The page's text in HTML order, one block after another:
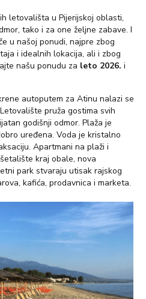
letovališta u Pijerijskoj oblasti,
tako i za one željne zabave. I
u našoj ponudi, najpre zbog
i idealnih lokacija, ali i zbog
našu ponudu za leto 2026. i
autoputem za Atinu nalazi se
pruža gostima svih
godišnji odmor. Plaža je
uređena. Voda je kristalno
Apartmani na plaži i
kraj obale, nova
park stvaraju utisak rajskog
kafića, prodavnica i marketa.